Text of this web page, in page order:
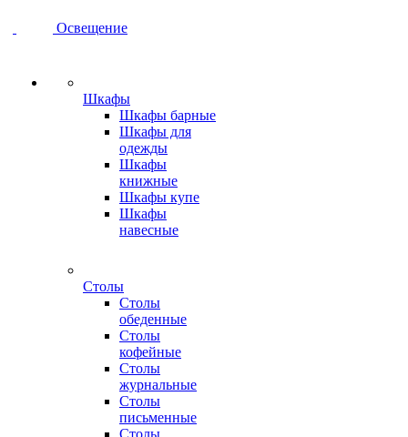
Освещение
Шкафы
Шкафы барные
Шкафы для
одежды
Шкафы
книжные
Шкафы купе
Шкафы
навесные
Столы
Столы
обеденные
Столы
кофейные
Столы
журнальные
Столы
письменные
Столы